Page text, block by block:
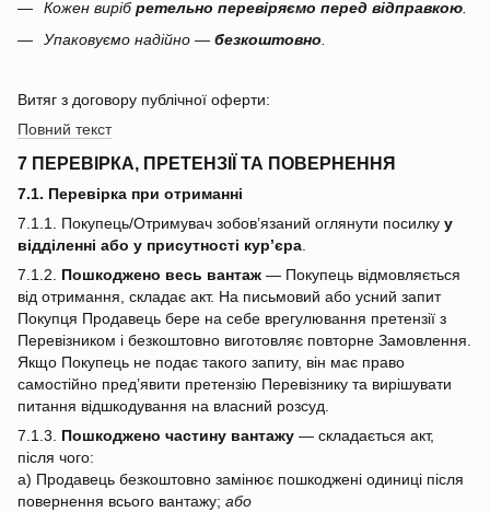
Кожен вирібретельно перевіряємо перед відправкою.
Упаковуємо надійно — безкоштовно
Витяг з договору публічної оферти:
Повний текст
7 ПЕРЕВІРКА, ПРЕТЕНЗІЇ ТА ПОВЕРНЕННЯ
7.1. Перевірка при отриманні
7.1.1. Покупець/Отримувач зобов’язаний оглянути посилку у
відділенні або у присутності кур’єра
7.1.2. Пошкоджено весь вантаж — Покупець відмовляється
від отримання, складає акт. На письмовий або усний запит
Покупця Продавець бере на себе врегулювання претензії з
Перевізником і безкоштовно виготовляє повторне Замовлення.
Якщо Покупець не подає такого запиту, він має право
самостійно пред’явити претензію Перевізнику та вирішувати
питання відшкодування на власний розсуд.
7.1.3. Пошкоджено частину вантажу — складається акт,
після чого:
a) Продавець безкоштовно замінює пошкоджені одиниці після
повернення всього вантажу; або